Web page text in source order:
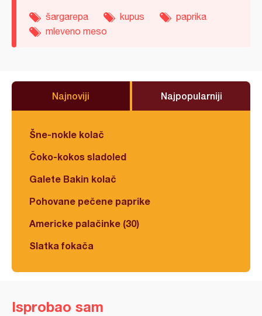
šargarepa kupus
paprika
mleveno meso
Najnoviji Najpopularniji
Šne-nokle kolač
Čoko-kokos sladoled
Galete Bakin kolač
Pohovane pečene paprike
Americke palačinke (30)
Slatka fokača
Isprobao sam